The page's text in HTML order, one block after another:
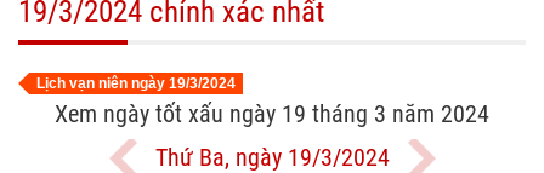
19/3/2024 chính xác nhất
Lịch vạn niên ngày 19/3/2024
Xem ngày tốt xấu ngày 19 tháng 3 năm 2024
Thứ Ba, ngày 19/3/2024